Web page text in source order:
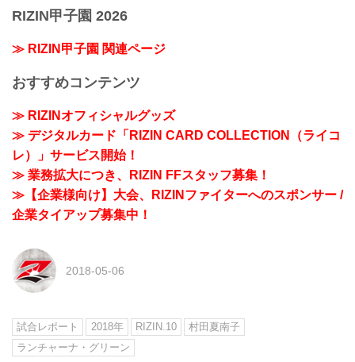
RIZIN甲子園 2026
≫ RIZIN甲子園 関連ページ
おすすめコンテンツ
≫ RIZINオフィシャルグッズ
≫ デジタルカード「RIZIN CARD COLLECTION（ライコ
レ）」サービス開始！
≫ 業務拡大につき、RIZIN FFスタッフ募集！
≫【企業様向け】大会、RIZINファイターへのスポンサー /
企業タイアップ募集中！
2018-05-06
試合レポート 2018年 RIZIN.10
村田夏南子
ランチャーナ・グリーン